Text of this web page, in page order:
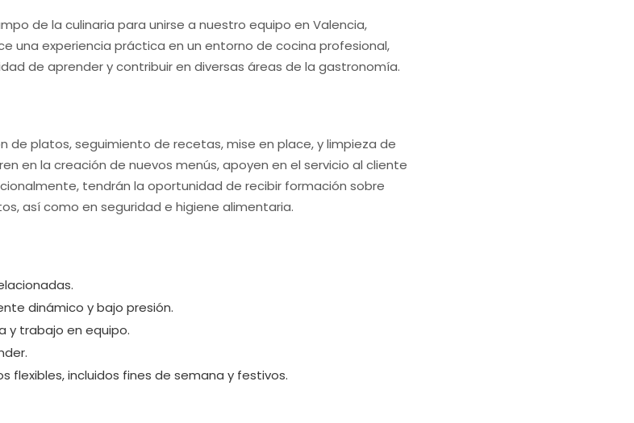
de la culinaria para unirse a nuestro equipo en Valencia,
una experiencia práctica en un entorno de cocina profesional,
de aprender y contribuir en diversas áreas de la gastronomía.
de platos, seguimiento de recetas, mise en place, y limpieza de
en la creación de nuevos menús, apoyen en el servicio al cliente
tendrán la oportunidad de recibir formación sobre
así como en seguridad e higiene alimentaria.
dinámico y bajo presión.
y trabajo en equipo.
flexibles, incluidos fines de semana y festivos.